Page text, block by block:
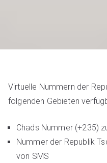
Virtuelle Nummern der
folgenden Gebieten
Chads Nummer (+235)
Nummer der Republik
von SMS